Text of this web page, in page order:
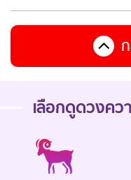
เลือกดูดวงคว